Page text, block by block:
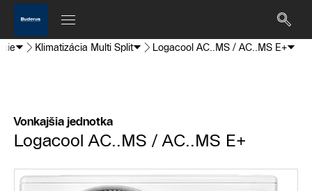
Klimatizácia Multi Split Logacool AC..MS / AC..MS E+
Vonkajšia jednotka
Logacool AC..MS / AC..MS E+